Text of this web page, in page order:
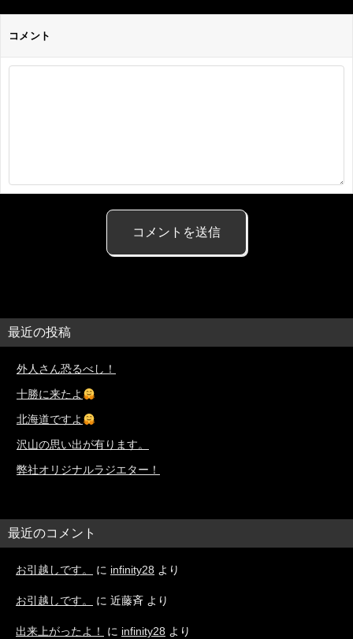
コメント
最近の投稿
外人さん恐るべし！
十勝に来たよ
北海道ですよ
沢山の思い出が有ります。
弊社オリジナルラジエター！
最近のコメント
お引越しです。 に infinity28 より
お引越しです。 に 近藤斉 より
出来上がったよ！ に infinity28 より